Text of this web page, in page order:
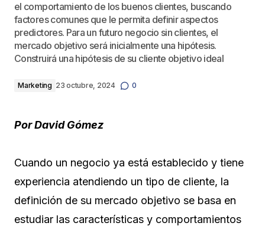
el comportamiento de los buenos clientes, buscando
factores comunes que le permita definir aspectos
predictores. Para un futuro negocio sin clientes, el
mercado objetivo será inicialmente una hipótesis.
Construirá una hipótesis de su cliente objetivo ideal
Marketing 23 octubre, 2024 0
Por David Gómez
Cuando un negocio ya está establecido y tiene
experiencia atendiendo un tipo de cliente, la
definición de su mercado objetivo se basa en
estudiar las características y comportamientos